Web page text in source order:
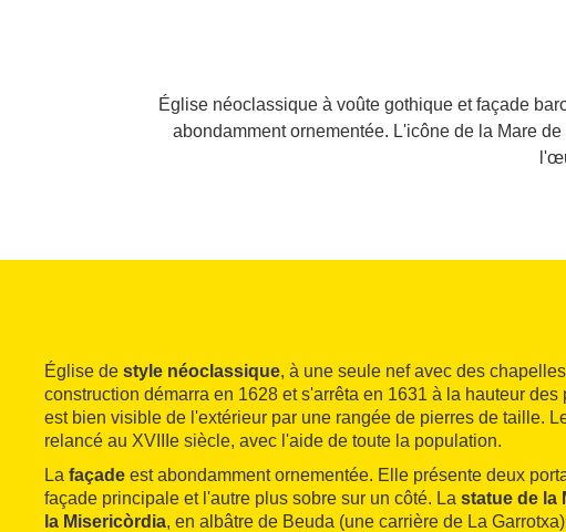
Église néoclassique à voûte gothique et façade
abondamment ornementée. L'icône de la Mare
Église de style néoclassique, à une seule nef avec des
construction démarra en 1628 et s'arrêta en 1631 à la hauteur des
est bien visible de l'extérieur par une rangée de pierres de taille.
relancé au XVIIIe siècle, avec l'aide de toute la population.
La façade est abondamment ornementée. Elle présente deux
façade principale et l'autre plus sobre sur un côté. La statue de la
la Misericòrdia, en albâtre de Beuda (une carrière de La